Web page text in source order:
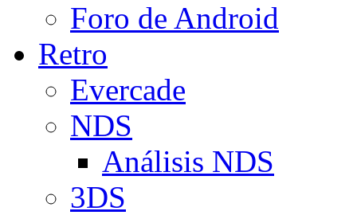
Foro de Android
Retro
Evercade
NDS
Análisis NDS
3DS